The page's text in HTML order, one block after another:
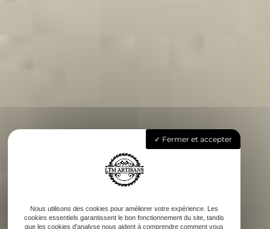
Fermer et accepter
Nous utilisons des cookies pour améliorer votre expérience. Les
cookies essentiels garantissent le bon fonctionnement du site, tandis
que les cookies d'analyse nous aident à comprendre comment vous